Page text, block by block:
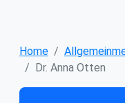
Home
Dr. Anna Otten